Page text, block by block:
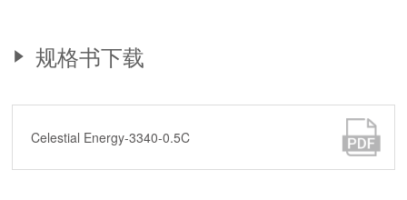
规格书下载
Celestial Energy-3340-0.5C